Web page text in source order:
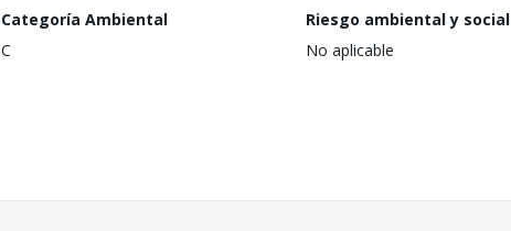
Categoría Ambiental
C
Riesgo ambiental y social
No aplicable